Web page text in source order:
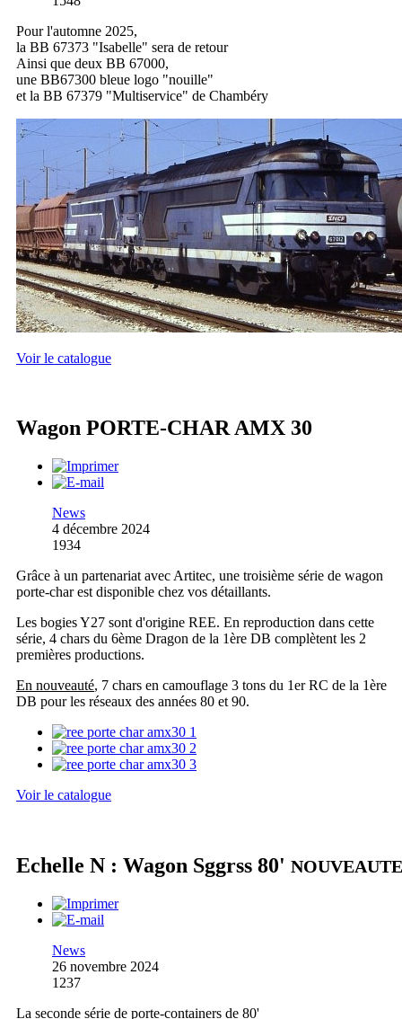
Pour l'automne 2025,
la BB 67373 "Isabelle" sera de retour
Ainsi que deux BB 67000,
une BB67300 bleue logo "nouille"
et la BB 67379 "Multiservice" de Chambéry
Voir le catalogue
Wagon PORTE-CHAR AMX 30
News
4 décembre 2024
1934
Grâce à un partenariat avec Artitec, une troisième série de wagon
porte-char est disponible chez vos détaillants.
Les bogies Y27 sont d'origine REE. En reproduction dans cette
série, 4 chars du 6ème Dragon de la 1ère DB complètent les 2
premières productions.
En nouveauté, 7 chars en camouflage 3 tons du 1er RC de la 1ère
DB pour les réseaux des années 80 et 90.
Voir le catalogue
Echelle N : Wagon Sggrss 80' NOUVEAUTE
News
26 novembre 2024
1237
La seconde série de porte-containers de 80'